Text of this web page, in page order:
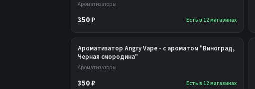
Ароматизаторы
350 ₽ Есть в 12 магазинах
Ароматизатор Angry Vape - с ароматом "Виноград,
Черная смородина"
Ароматизаторы
350 ₽ Есть в 12 магазинах